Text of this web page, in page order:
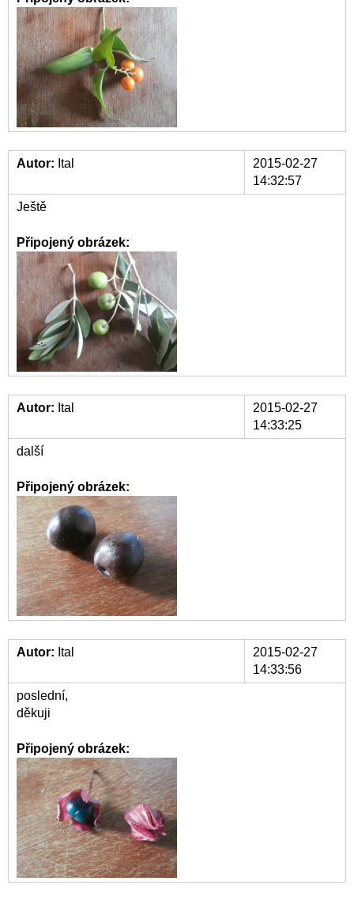
Autor: Ital
2015-02-27
14:32:57
Ještě
Připojený obrázek:
Autor: Ital
2015-02-27
14:33:25
další
Připojený obrázek:
Autor: Ital
2015-02-27
14:33:56
poslední,
děkuji
Připojený obrázek: